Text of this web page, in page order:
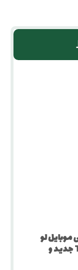
موبایل لو
رفت | Terminator Nuketown جدید و